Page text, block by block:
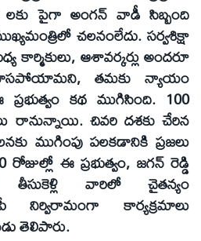
పైగా అంగన్‌ వాడీ సిబ్బంది
చలనంలేదు. సర్వశిక్షా
ఆశావర్కర్లు అందరూ
తమకు న్యాయం
కథ ముగిసింది. 100
రానున్నాయి. చివరి దశకు చేరిన
ముగింపు పలకడానికి ప్రజలు
ఈ ప్రభుత్వం, జగన్‌ రెడ్డి
తీసుకెళ్లి వారిలో చైతన్యం
నిర్విరామంగా కార్యక్రమాలు
తెలిపారు.